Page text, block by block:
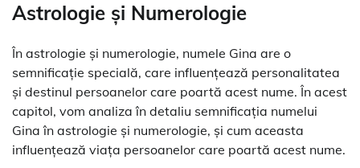
Astrologie și Numerologie
În astrologie și numerologie, numele Gina are o
semnificație specială, care influențează personalitatea
și destinul persoanelor care poartă acest nume. În acest
capitol, vom analiza în detaliu semnificația numelui
Gina în astrologie și numerologie, și cum aceasta
influențează viața persoanelor care poartă acest nume.